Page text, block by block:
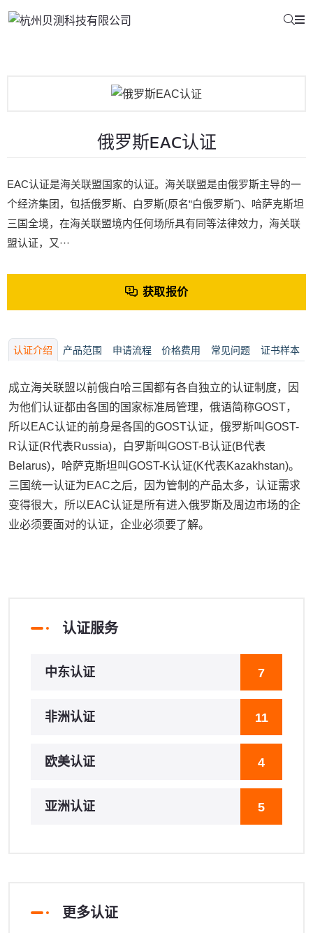
俄罗斯EAC认证
EAC认证是海关联盟国家的认证。海关联盟是由俄罗斯主导的一
个经济集团，包括俄罗斯、白罗斯(原名“白俄罗斯")、哈萨克斯坦
三国全境，在海关联盟境内任何场所具有同等法律效力，海关联
盟认证，又···
获取报价
认证介绍 产品范围 申请流程 价格费用 常见问题 证书样本
成立海关联盟以前俄白哈三国都有各自独立的认证制度，因
为他们认证都由各国的国家标准局管理，俄语简称GOST，
所以EAC认证的前身是各国的GOST认证，俄罗斯叫GOST-
R认证(R代表Russia)，白罗斯叫GOST-B认证(B代表
Belarus)，哈萨克斯坦叫GOST-K认证(K代表Kazakhstan)。
三国统一认证为EAC之后，因为管制的产品太多，认证需求
变得很大，所以EAC认证是所有进入俄罗斯及周边市场的企
业必须要面对的认证，企业必须要了解。
认证服务
中东认证 7
非洲认证 11
欧美认证 4
亚洲认证 5
更多认证